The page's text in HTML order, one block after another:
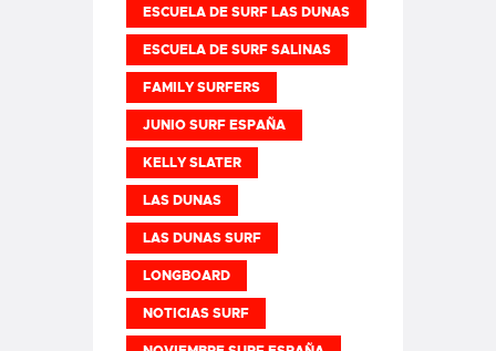
ESCUELA DE SURF LAS DUNAS
ESCUELA DE SURF SALINAS
FAMILY SURFERS
JUNIO SURF ESPAÑA
KELLY SLATER
LAS DUNAS
LAS DUNAS SURF
LONGBOARD
NOTICIAS SURF